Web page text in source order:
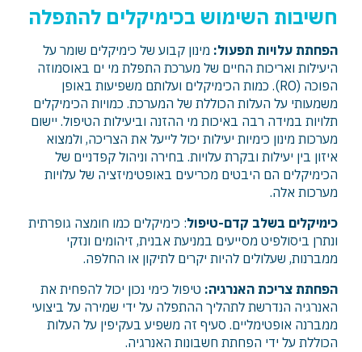
חשיבות השימוש בכימיקלים להתפלה
הפחתת עלויות תפעול: מינון קבוע של כימיקלים שומר על
היעילות ואריכות החיים של מערכת התפלת מי ים באוסמוזה
הפוכה (RO). כמות הכימיקלים ועלותם משפיעות באופן
משמעותי על העלות הכוללת של המערכת. כמויות הכימיקלים
תלויות במידה רבה באיכות מי ההזנה וביעילות הטיפול. יישום
מערכות מינון כימיות יעילות יכול לייעל את הצריכה, ולמצוא
איזון בין יעילות ובקרת עלויות. בחירה וניהול קפדניים של
הכימיקלים הם היבטים מכריעים באופטימיזציה של עלויות
מערכות אלה.
כימיקלים בשלב קדם-טיפול: כימיקלים כמו חומצה גופרתית
ונתרן ביסולפיט מסייעים במניעת אבנית, זיהומים ונזקי
ממברנות, שעלולים להיות יקרים לתיקון או החלפה.
הפחתת צריכת האנרגיה: טיפול כימי נכון יכול להפחית את
האנרגיה הנדרשת לתהליך ההתפלה על ידי שמירה על ביצועי
ממברנה אופטימליים. סעיף זה משפיע בעקיפין על העלות
הכוללת על ידי הפחתת חשבונות האנרגיה.